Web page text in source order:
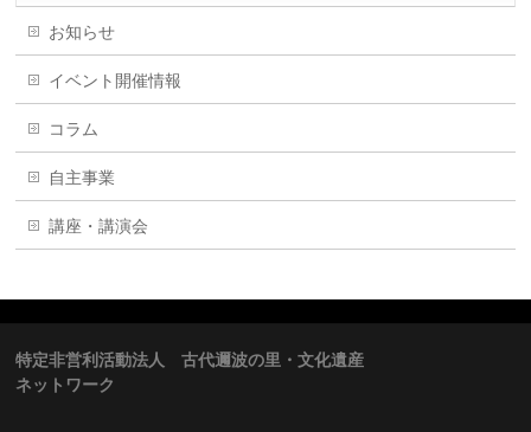
お知らせ
イベント開催情報
コラム
自主事業
講座・講演会
特定非営利活動法人 古代邇波の里・文化遺産
ネットワーク